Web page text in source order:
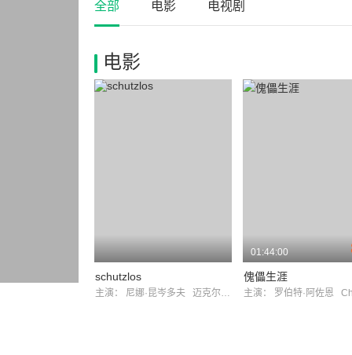
全部 电影 电视剧
电影
schutzlos
主演： 尼娜·昆岑多夫 迈克尔·菲茨
01:44:00
傀儡生涯
主演： 罗伯特·阿佐恩